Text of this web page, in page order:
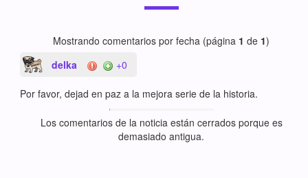
Mostrando comentarios por fecha (página 1 de 1)
delka
+0
Por favor, dejad en paz a la mejora serie de la historia.
Los comentarios de la noticia están cerrados porque es
demasiado antigua.